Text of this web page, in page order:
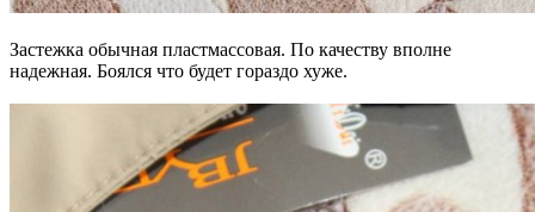
Застежка обычная пластмассовая. По качеству вполне
надежная. Боялся что будет гораздо хуже.